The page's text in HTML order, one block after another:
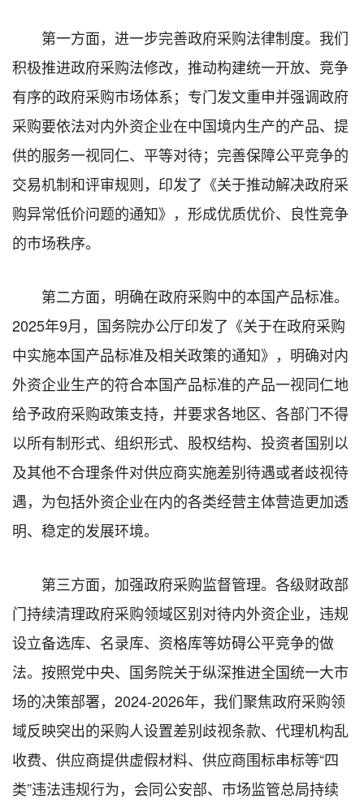
第一方面，进一步完善政府采购法律制度。我们
积极推进政府采购法修改，推动构建统一开放、竞争
有序的政府采购市场体系；专门发文重申并强调政府
采购要依法对内外资企业在中国境内生产的产品、提
供的服务一视同仁、平等对待；完善保障公平竞争的
交易机制和评审规则，印发了《关于推动解决政府采
购异常低价问题的通知》，形成优质优价、良性竞争
的市场秩序。
第二方面，明确在政府采购中的本国产品标准。
2025年9月，国务院办公厅印发了《关于在政府采购
中实施本国产品标准及相关政策的通知》，明确对内
外资企业生产的符合本国产品标准的产品一视同仁地
给予政府采购政策支持，并要求各地区、各部门不得
以所有制形式、组织形式、股权结构、投资者国别以
及其他不合理条件对供应商实施差别待遇或者歧视待
遇，为包括外资企业在内的各类经营主体营造更加透
明、稳定的发展环境。
第三方面，加强政府采购监督管理。各级财政部
门持续清理政府采购领域区别对待内外资企业，违规
设立备选库、名录库、资格库等妨碍公平竞争的做
法。按照党中央、国务院关于纵深推进全国统一大市
场的决策部署，2024-2026年，我们聚焦政府采购领
域反映突出的采购人设置差别歧视条款、代理机构乱
收费、供应商提供虚假材料、供应商围标串标等“四
类”违法违规行为，会同公安部、市场监管总局持续